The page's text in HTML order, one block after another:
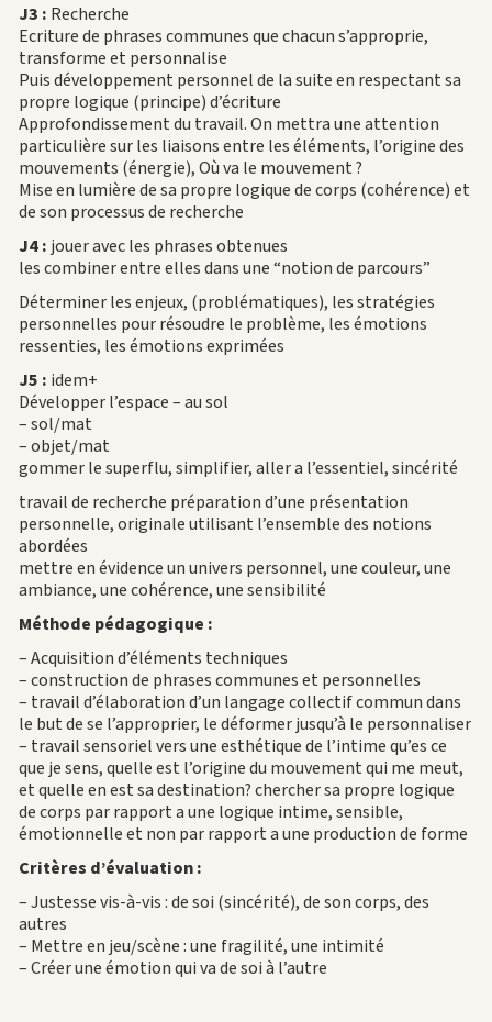
J3 : Recherche
Ecriture de phrases communes que chacun s’approprie,
transforme et personnalise
Puis développement personnel de la suite en respectant sa
propre logique (principe) d’écriture
Approfondissement du travail. On mettra une attention
particulière sur les liaisons entre les éléments, l’origine des
mouvements (énergie), Où va le mouvement ?
Mise en lumière de sa propre logique de corps (cohérence) et
de son processus de recherche
J4 : jouer avec les phrases obtenues
les combiner entre elles dans une “notion de parcours”
Déterminer les enjeux, (problématiques), les stratégies
personnelles pour résoudre le problème, les émotions
ressenties, les émotions exprimées
J5 : idem+
Développer l’espace – au sol
– sol/mat
– objet/mat
gommer le superflu, simplifier, aller a l’essentiel, sincérité
travail de recherche préparation d’une présentation
personnelle, originale utilisant l’ensemble des notions
abordées
mettre en évidence un univers personnel, une couleur, une
ambiance, une cohérence, une sensibilité
Méthode pédagogique :
– Acquisition d’éléments techniques
– construction de phrases communes et personnelles
– travail d’élaboration d’un langage collectif commun dans
le but de se l’approprier, le déformer jusqu’à le personnaliser
– travail sensoriel vers une esthétique de l’intime qu’es ce
que je sens, quelle est l’origine du mouvement qui me meut,
et quelle en est sa destination? chercher sa propre logique
de corps par rapport a une logique intime, sensible,
émotionnelle et non par rapport a une production de forme
Critères d’évaluation :
– Justesse vis-à-vis : de soi (sincérité), de son corps, des
autres
– Mettre en jeu/scène : une fragilité, une intimité
– Créer une émotion qui va de soi à l’autre